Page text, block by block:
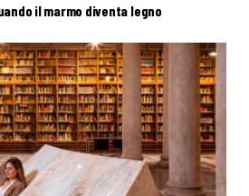
il marmo diventa legno